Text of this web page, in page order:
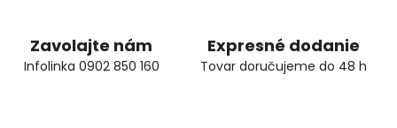
Zavolajte nám
Infolinka 0902 850 160
Expresné dodanie
Tovar doručujeme do 48 h